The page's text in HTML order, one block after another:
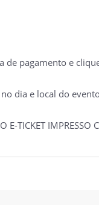
pagamento e
dia e local do
E-TICKET